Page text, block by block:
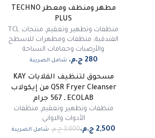
مطهر ومنظف ومعطر TECHNO
PLUS
منظفات وتطهير وتعقيم,
منتجات TCL
الفندقية, منظفات ومطهرات للاسطح
والأرضيات وحمامات السباحة
شامل الضريبة
مسحوق لتنظيف القلايات KAY
QSR Fryer Cleanser من إيكولاب
ECOLAB ـ 567 جرام
منظفات وتطهير وتعقيم, منظفات
الأدوات والاواني
شامل الضريبة